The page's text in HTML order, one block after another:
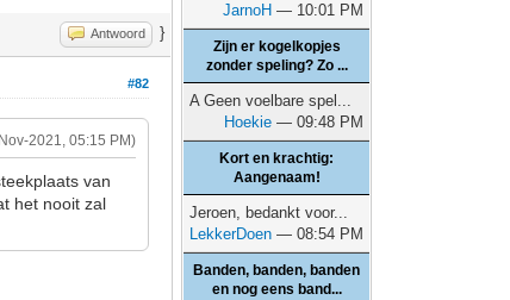
Antwoord }
#82
2021, 05:15 PM)
van
het nooit zal
JarnoH — 10:01 PM
Zijn er kogelkopjes
zonder speling? Zo ...
A Geen voelbare spel...
Hoekie — 09:48 PM
Kort en krachtig:
Aangenaam!
Jeroen, bedankt voor...
LekkerDoen — 08:54 PM
Banden, banden, banden
en nog eens band...